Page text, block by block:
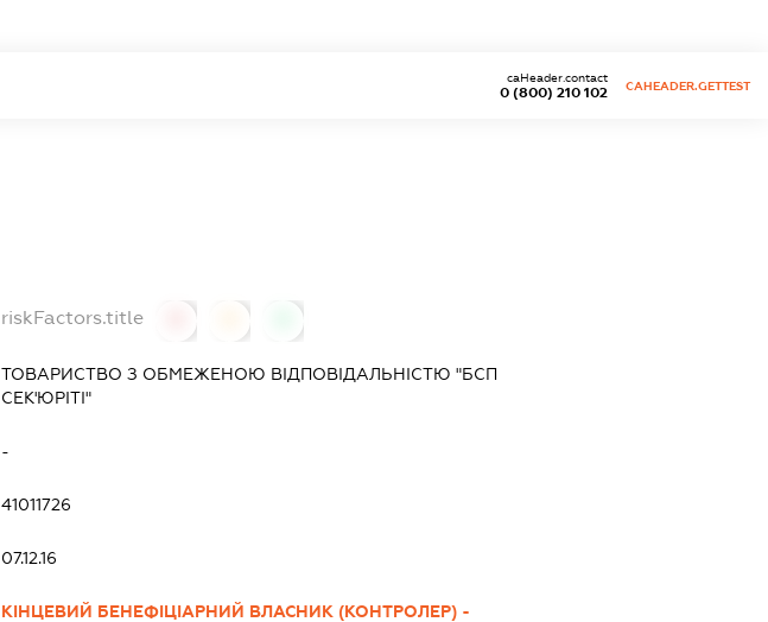
0 (800) 210 102
caHeader.contact
CAHEADER.GETTEST
riskFactors.title
ТОВАРИСТВО З ОБМЕЖЕНОЮ ВІДПОВІДАЛЬНІСТЮ "БСП
СЕК'ЮРІТІ"
-
41011726
07.12.16
КІНЦЕВИЙ БЕНЕФІЦІАРНИЙ ВЛАСНИК (КОНТРОЛЕР) -